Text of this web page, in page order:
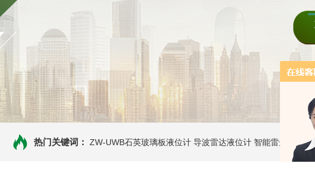
热门关键词： ZW-UWB石英玻璃板液位计 导波雷达液位计 智能雷达液位计